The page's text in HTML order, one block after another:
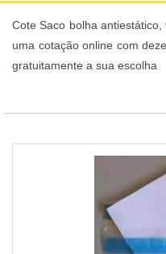
Cote Saco bolha
uma cotação online com
gratuitamente a sua escolha